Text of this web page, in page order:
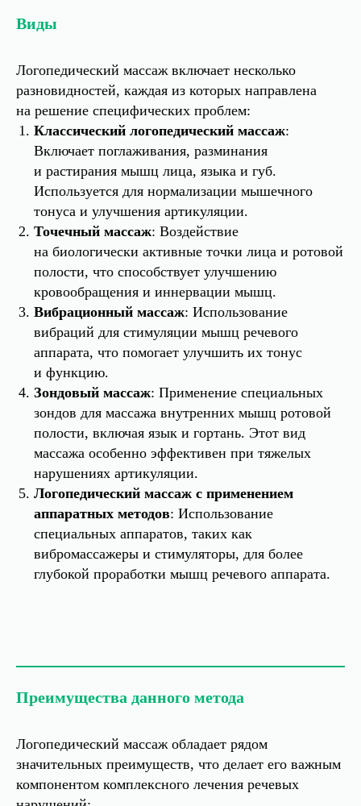
Виды
Логопедический массаж включает несколько
разновидностей, каждая из которых направлена
на решение специфических проблем:
Классический логопедический массаж:
Включает поглаживания, разминания
и растирания мышц лица, языка и губ.
Используется для нормализации мышечного
тонуса и улучшения артикуляции.
Точечный массаж: Воздействие
на биологически активные точки лица и ротовой
полости, что способствует улучшению
кровообращения и иннервации мышц.
Вибрационный массаж: Использование
вибраций для стимуляции мышц речевого
аппарата, что помогает улучшить их тонус
и функцию.
Зондовый массаж: Применение специальных
зондов для массажа внутренних мышц ротовой
полости, включая язык и гортань. Этот вид
массажа особенно эффективен при тяжелых
нарушениях артикуляции.
Логопедический массаж с применением
аппаратных методов: Использование
специальных аппаратов, таких как
вибромассажеры и стимуляторы, для более
глубокой проработки мышц речевого аппарата.
Преимущества данного метода
Логопедический массаж обладает рядом
значительных преимуществ, что делает его важным
компонентом комплексного лечения речевых